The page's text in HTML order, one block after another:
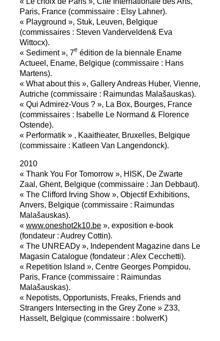
Paris, France (commissaire : Elsy Lahner).
« Playground », Stuk, Leuven, Belgique
(commissaires : Steven Vandervelden& Eva
Wittocx).
« Sediment », 7e édition de la biennale Ename
Actueel, Ename, Belgique (commissaire : Hans
Martens).
« What about this », Gallery Andreas Huber, Vienne,
Autriche (commissaire : Raimundas Malašauskas).
« Qui Admirez-Vous ? », La Box, Bourges, France
(commissaires : Isabelle Le Normand & Florence
Ostende).
« Performatik » , Kaaitheater, Bruxelles, Belgique
(commissaire : Katleen Van Langendonck).
2010
« Thank You For Tomorrow », HISK, De Zwarte
Zaal, Ghent, Belgique (commissaire : Jan Debbaut).
« The Clifford Irving Show », Objectif Exhibitions,
Anvers, Belgique (commissaire : Raimundas
Malašauskas).
« www.oneshot2k10.be », exposition e-book
(fondateur : Audrey Cottin).
« The UNREADy », Independent Magazine dans Le
Magasin Catalogue (fondateur : Alex Cecchetti).
« Repetition Island », Centre Georges Pompidou,
Paris, France (commissaire : Raimundas
Malašauskas).
« Nepotists, Opportunists, Freaks, Friends and
Strangers Intersecting in the Grey Zone » Z33,
Hasselt, Belgique (commissaire : bolwerK)